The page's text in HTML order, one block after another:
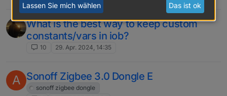
What is the best way to keep custom
constants/vars in iob?
10 29. Apr. 2024, 14:35
A Sonoff Zigbee 3.0 Dongle E
sonoff zigbee dongle
Lassen Sie mich wählen Das ist ok